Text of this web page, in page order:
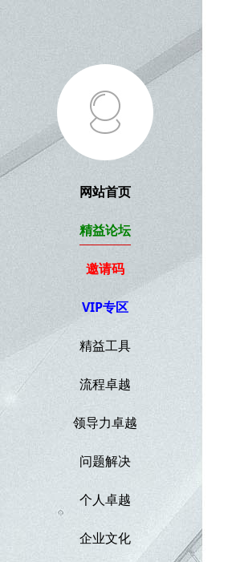
网站首页
精益论坛
邀请码
VIP专区
精益工具
流程卓越
领导力卓越
问题解决
个人卓越
企业文化